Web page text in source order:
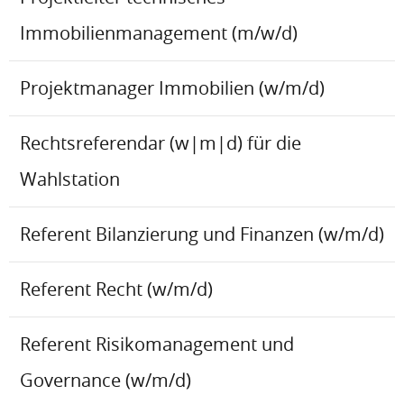
Immobilienmanagement (m/w/d)
Projektmanager Immobilien (w/m/d)
Rechtsreferendar (w|m|d) für die
Wahlstation
Referent Bilanzierung und Finanzen (w/m/d)
Referent Recht (w/m/d)
Referent Risikomanagement und
Governance (w/m/d)